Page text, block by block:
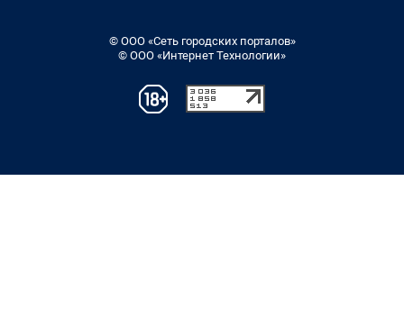
© ООО «Сеть городских порталов»
© ООО «Интернет Технологии»